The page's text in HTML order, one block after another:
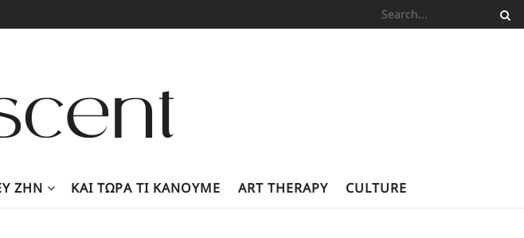
ΖΗΝ KΑΙ ΤΏΡΑ ΤΙ ΚΆΝΟΥΜΕ ART THERAPY CULTURE